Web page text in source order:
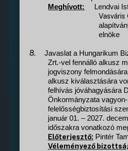
Meghívott:
Lendvai
Vasváris
elnöke
8.
Javaslat a Hungarikum
Zrt.-vel fennálló alkusz
jogviszony
alkusz kiválasztására
felhívás jóváhagyására
Önkormányzata
felelősségbiztosítási
január 01. – 2027.
időszakra vonatkozó
Előterjesztő: Pintér
Véleményező